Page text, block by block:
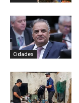
Cidades